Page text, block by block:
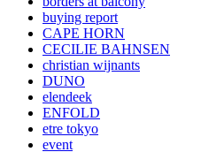
buying report
CAPE HORN
CECILIE BAHNSEN
christian wijnants
DUNO
elendeek
ENFOLD
etre tokyo
event